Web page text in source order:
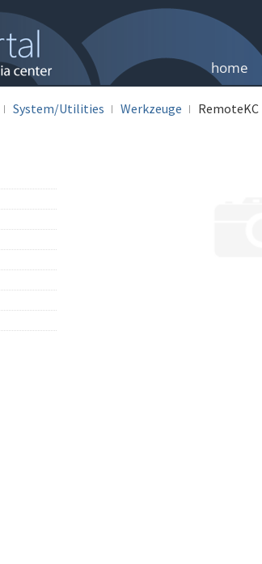
home
System/Utilities Werkzeuge RemoteKC